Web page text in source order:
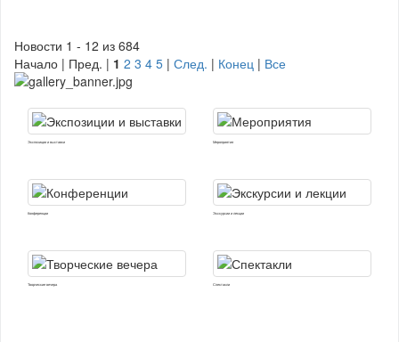
Новости 1 - 12 из 684
Начало | Пред. | 1 2 3 4 5 | След. | Конец | Все
Экспозиции и выставки Мероприятия
Конференции Экскурсии и лекции
Творческие вечера Спектакли